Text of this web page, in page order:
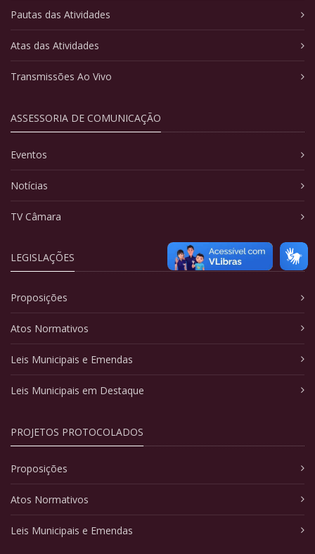
Pautas das Atividades
Atas das Atividades
Transmissões Ao Vivo
ASSESSORIA DE COMUNICAÇÃO
Eventos
Notícias
TV Câmara
LEGISLAÇÕES
Proposições
Atos Normativos
Leis Municipais e Emendas
Leis Municipais em Destaque
PROJETOS PROTOCOLADOS
Proposições
Atos Normativos
Leis Municipais e Emendas